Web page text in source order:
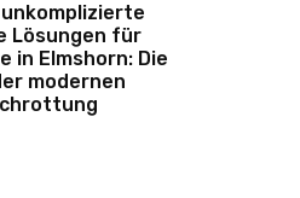
Lösungen für
in Elmshorn: Die
modernen